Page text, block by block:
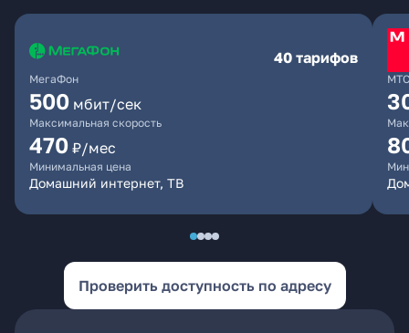
МегаФон
40 тарифов
500 мбит/сек
Максимальная скорость
470 ₽/мес
Минимальная цена
Домашний интернет, ТВ
МТС
Проверить доступность по адресу